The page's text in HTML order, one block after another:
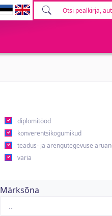
diplomitööd
konverentsikogumikud
teadus- ja arengutegevuse
varia
Märksõna